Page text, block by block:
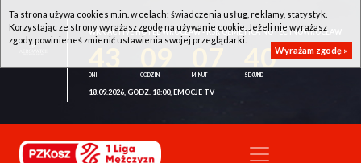
WKK ACTIVE HOTEL WROCŁAW - KSK QEMETICA NOTEĆ INOWROCŁAW
40
18.09.2026, GODZ. 18:00, EMOCJE TV
Ta strona używa cookies m.in. w celach: świadczenia usług, reklamy, statystyk.
Korzystając ze strony wyrażasz zgodę na używanie cookie. Jeżeli nie wyrażasz
zgody powinieneś zmienić ustawienia swojej przeglądarki.
Wyrażam zgodę »